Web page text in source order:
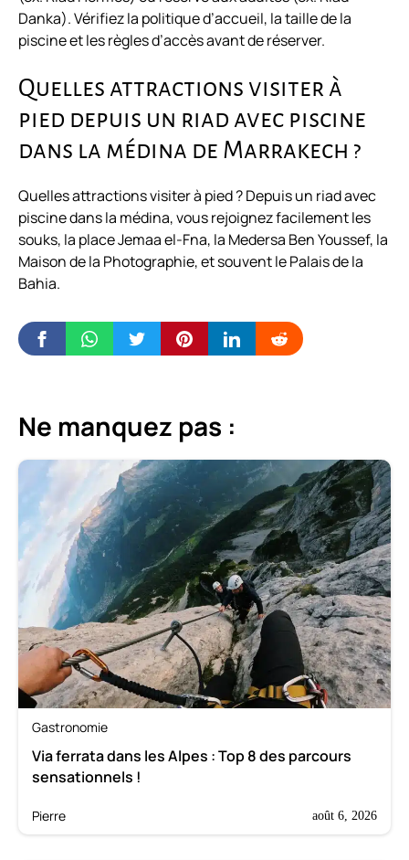
Danka). Vérifiez la politique d’accueil, la taille de la
piscine et les règles d’accès avant de réserver.
Quelles attractions visiter à
pied depuis un riad avec piscine
dans la médina de Marrakech ?
Quelles attractions visiter à pied ? Depuis un riad avec
piscine dans la médina, vous rejoignez facilement les
souks, la place Jemaa el-Fna, la Medersa Ben Youssef, la
Maison de la Photographie, et souvent le Palais de la
Bahia.
Ne manquez pas :
Gastronomie
Via ferrata dans les Alpes : Top 8 des parcours
sensationnels !
Pierre août 6, 2026